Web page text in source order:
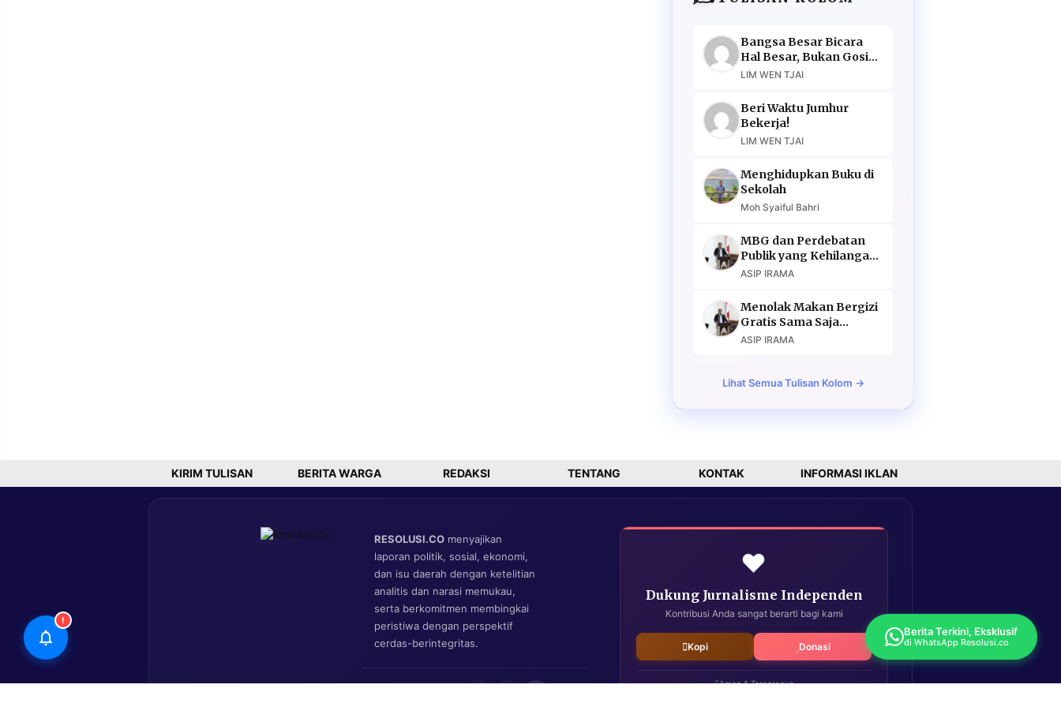
Bangsa Besar Bicara
Hal Besar, Bukan Gosip
Murahan
LIM WEN TJAI
Beri Waktu Jumhur
Bekerja!
LIM WEN TJAI
Menghidupkan Buku di
Sekolah
Moh Syaiful Bahri
MBG dan Perdebatan
Publik yang Kehilangan
Argumen
ASIP IRAMA
Menolak Makan Bergizi
Gratis Sama Saja
Menolak Masa Depan
ASIP IRAMA
Lihat Semua Tulisan Kolom →
KIRIM TULISAN BERITA WARGA REDAKSI TENTANG KONTAK INFORMASI IKLAN
RESOLUSI.CO menyajikan
laporan politik, sosial, ekonomi,
dan isu daerah dengan ketelitian
analitis dan narasi memukau,
serta berkomitmen membingkai
peristiwa dengan perspektif
cerdas-berintegritas.
❤️
Dukung Jurnalisme Independen
Kontribusi Anda sangat berarti bagi kami
Kopi Donasi
Aman & Terpercaya
!
Berita Terkini, Eksklusif
di WhatsApp Resolusi.co